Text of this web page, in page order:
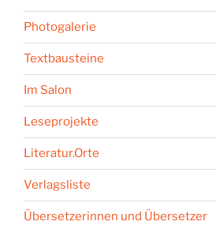
Photogalerie
Textbausteine
Im Salon
Leseprojekte
Literatur.Orte
Verlagsliste
Übersetzerinnen und Übersetzer